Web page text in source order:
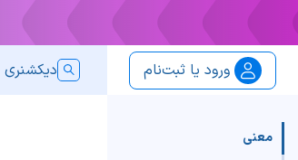
ورود یا ثبت‌نام دیکشنری
معنی